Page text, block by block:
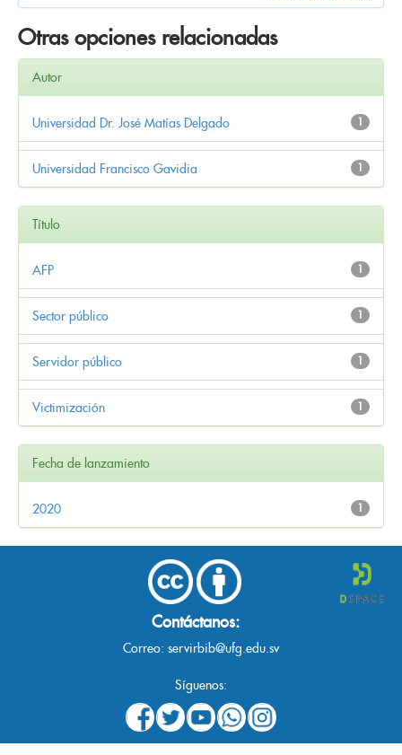
Otras opciones relacionadas
Autor
1
Universidad Dr. José Matías Delgado
1
Universidad Francisco Gavidia
Título
1
AFP
1
Sector público
1
Servidor público
1
Victimización
Fecha de lanzamiento
1
2020
Contáctanos:
Correo: servirbib@ufg.edu.sv
Síguenos: